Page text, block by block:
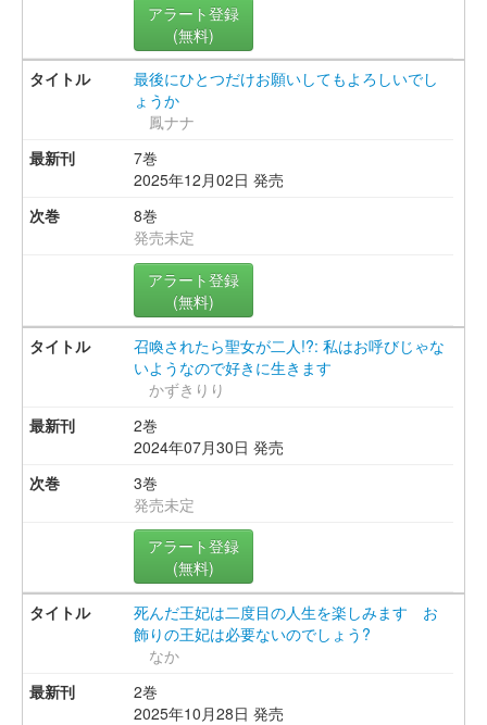
アラート登録
(無料)
最後にひとつだけお願いしてもよろしいでし
ょうか
鳳ナナ
7巻
2025年12月02日 発売
8巻
発売未定
アラート登録
(無料)
召喚されたら聖女が二人!?: 私はお呼びじゃな
いようなので好きに生きます
かずきりり
2巻
2024年07月30日 発売
3巻
発売未定
アラート登録
(無料)
死んだ王妃は二度目の人生を楽しみます お
飾りの王妃は必要ないのでしょう?
なか
2巻
2025年10月28日 発売